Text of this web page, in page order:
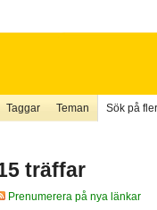
Taggar Teman Sök på
träffar
Prenumerera på nya länkar